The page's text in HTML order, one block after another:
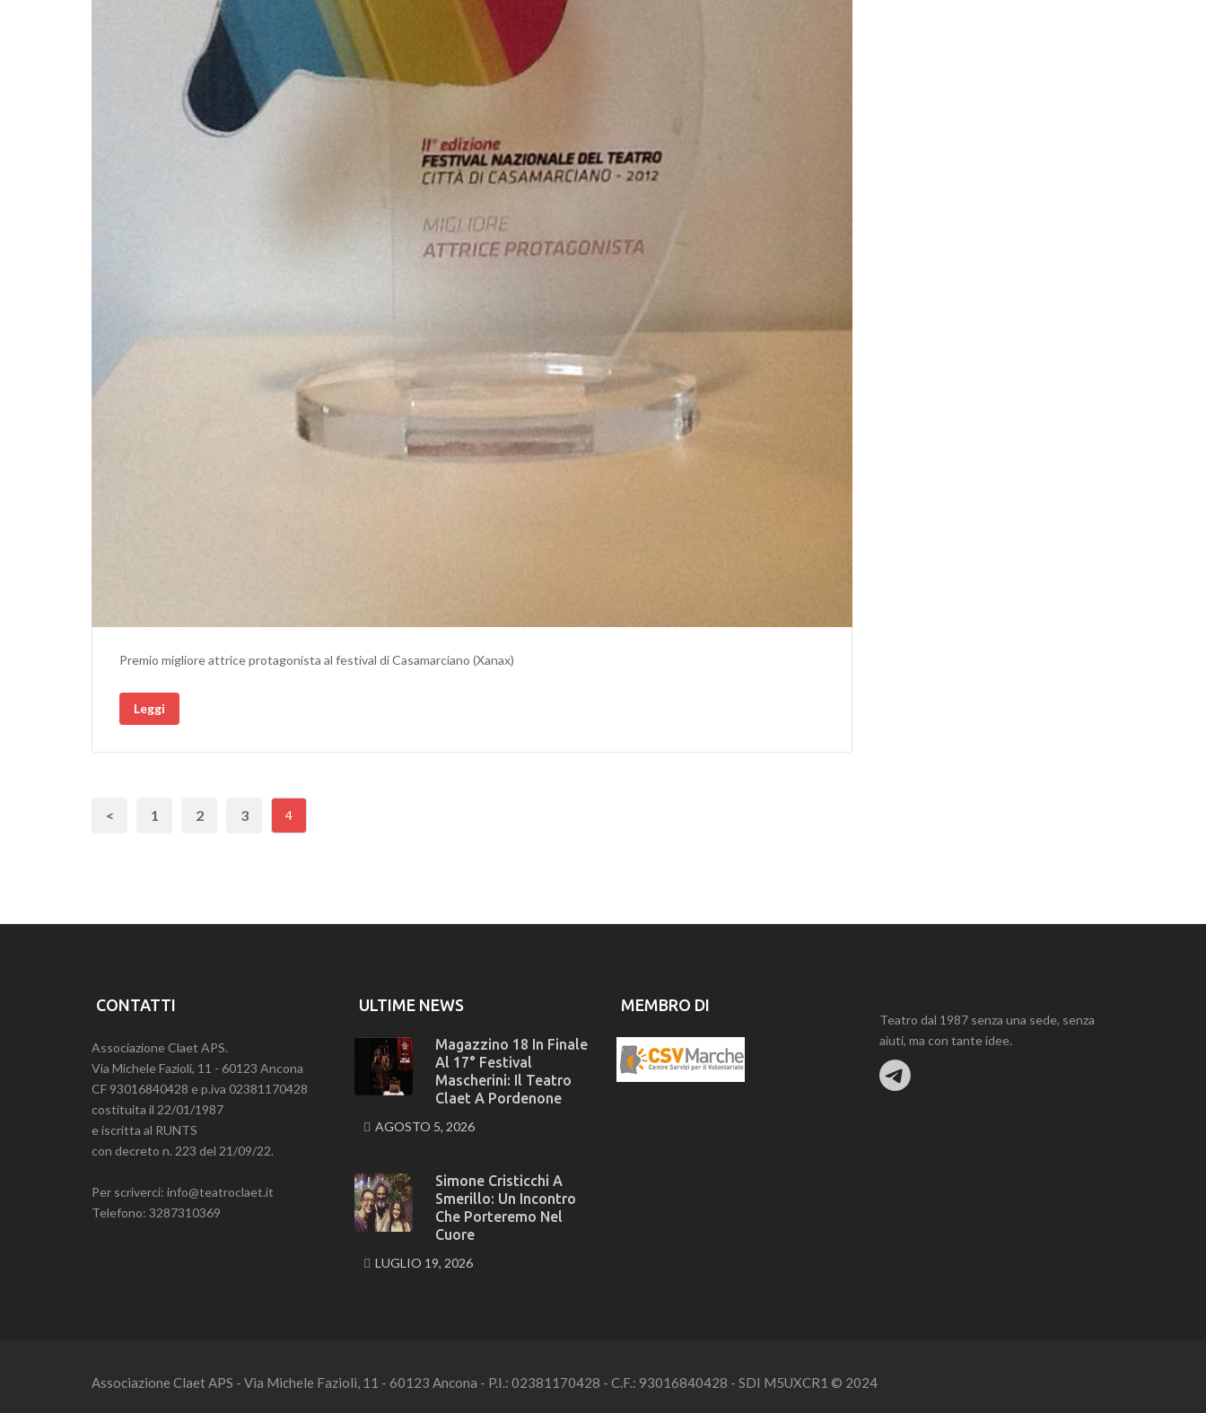
Premio migliore attrice protagonista al festival di Casamarciano (Xanax)
Leggi
< 1 2 3 4
CONTATTI
Associazione Claet APS.
Via Michele Fazioli, 11 - 60123 Ancona
CF 93016840428 e p.iva 02381170428
costituita il 22/01/1987
e iscritta al RUNTS
con decreto n. 223 del 21/09/22.
Per scriverci: info@teatroclaet.it
Telefono: 3287310369
ULTIME NEWS
Magazzino 18 In Finale
Al 17° Festival
Mascherini: Il Teatro
Claet A Pordenone
AGOSTO 5, 2026
Simone Cristicchi A
Smerillo: Un Incontro
Che Porteremo Nel
Cuore
LUGLIO 19, 2026
MEMBRO DI
Teatro dal 1987 senza una sede, senza
aiuti, ma con tante idee.
Associazione Claet APS - Via Michele Fazioli, 11 - 60123 Ancona - P.I.: 02381170428 - C.F.: 93016840428 - SDI M5UXCR1 © 2024